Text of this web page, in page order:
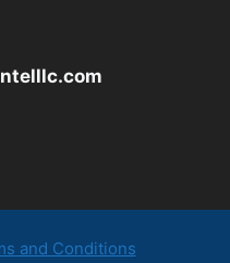
and Conditions